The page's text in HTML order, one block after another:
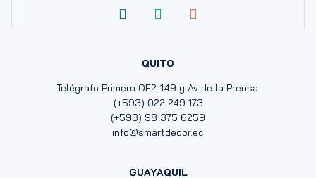
QUITO
Telégrafo Primero OE2-149 y Av de la Prensa.
(+593) 022 249 173
(+593) 98 375 6259
info@smartdecor.ec
GUAYAQUIL